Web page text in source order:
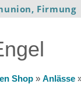
Firmung
Shop» Anlässe